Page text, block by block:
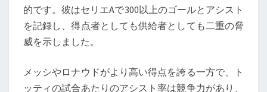
的です。彼はセリエAで300以上のゴールとアシスト
を記録し、得点者としても供給者としても二重の脅
威を示しました。
メッシやロナウドがより高い得点を誇る一方で、ト
ッティの試合あたりのアシスト率は競争力があり、